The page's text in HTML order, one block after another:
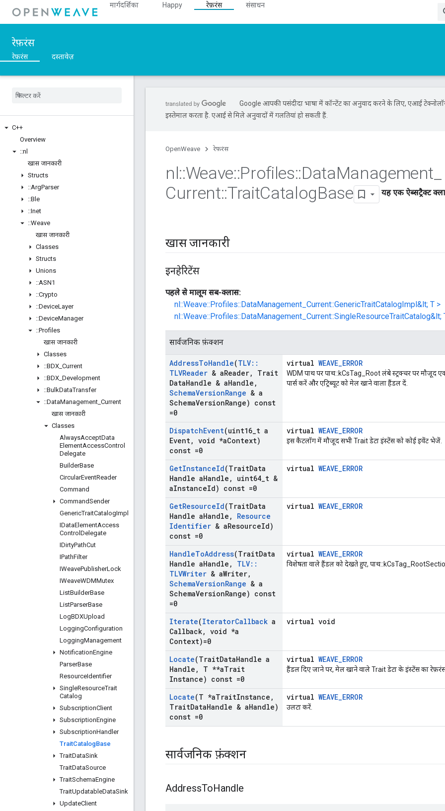
मार्गदर्शिका Happy रेफ़रंस संसाधन
रेफ़रंस
रेफ़रंस दस्तावेज़
C++
Overview
::nl
खास जानकारी
Structs
::ArgParser
::Ble
::Inet
::Weave
खास जानकारी
Classes
Structs
Unions
::ASN1
::Crypto
::DeviceLayer
::DeviceManager
::Profiles
खास जानकारी
Classes
::BDX Current
::BDX Development
::BulkDataTransfer
::DataManagement Current
खास जानकारी
Classes
AlwaysAcceptData
ElementAccessControl
Delegate
BuilderBase
CircularEventReader
Command
CommandSender
GenericTraitCatalogImpl
IDataElementAccess
Control Delegate
IDirtyPathCut
IPathFilter
IWeavePublisherLock
IWeaveWDMMutex
ListBuilderBase
ListParserBase
LogBDXUpload
LoggingConfiguration
LoggingManagement
NotificationEngine
ParserBase
ResourceIdentifier
SingleResourceTrait
Catalog
SubscriptionClient
SubscriptionEngine
SubscriptionHandler
TraitCatalogBase
TraitDataSink
TraitDataSource
TraitSchemaEngine
TraitUpdatableDataSink
UpdateClient
Google आपकी पसंदीदा भाषा में कॉन्टेंट का अनुवाद करने के लिए, एआई
इस्तेमाल करता है. एआई से मिले अनुवादों में गलतियां हो सकती हैं.
OpenWeave रेफ़रंस
nl::Weave::Profiles::DataManagement
Current::TraitCatalogBase यह एक ऐब्सट्रैक्ट
खास जानकारी
इनहेरिटेंस
पहले से मालूम सब-क्लास:
nl::Weave::Profiles::DataManagement_Current::GenericTraitCatalogImpl&lt; T >
nl::Weave::Profiles::DataManagement_Current::SingleResourceTraitCatalog&lt;
सार्वजनिक फ़ंक्शन
AddressToHandle(TLV::
TLVReader & aReader,
Trait
DataHandle & aHandle ,
SchemaVersionRange & a
SchemaVersionRange) const
=0
virtual WEAVE_ERROR
WDM पाथ पर पाथ::kCsTag_Root लंबे स्ट्रक्चर पर मौजूद
पार्स करें और एट्रिब्यूट को मेल खाने वाला हैंडल दें.
DispatchEvent(uint16 t a
Event, void *aContext)
const =0
virtual WEAVE_ERROR
इस कैटलॉग में मौजूद सभी Trait डेटा इंस्टेंस को कोई इवेंट भेजें.
GetInstanceId(TraitData
Handle aHandle , uint64 t &
aInstanceId) const =0
virtual WEAVE_ERROR
GetResourceId(TraitData
Handle aHandle ,
Resource
Identifier & aResourceId)
const =0
virtual WEAVE_ERROR
HandleToAddress(TraitData
Handle aHandle , TLV::
TLVWriter & aWriter,
SchemaVersionRange & a
SchemaVersionRange) const
=0
virtual WEAVE_ERROR
विशेषता वाले हैंडल को देखते हुए,
Iterate(IteratorCallback a
Callback, void *a
Context)=0
virtual void
Locate(TraitDataHandle a
Handle , T **aTrait
Instance) const =0
virtual WEAVE_ERROR
हैंडल दिए जाने पर, मेल खाने वाले Trait डेटा के इंस्टेंस का
Locate(T *aTraitInstance ,
TraitDataHandle & aHandle)
const =0
virtual WEAVE_ERROR
उलटा करें.
सार्वजनिक फ़ंक्शन
AddressToHandle